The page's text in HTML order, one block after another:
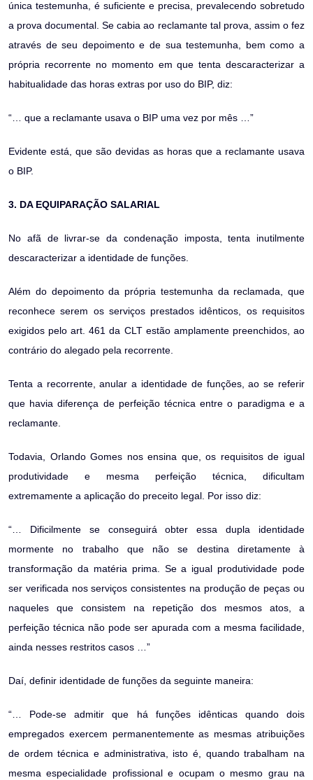
única testemunha, é suficiente e precisa, prevalecendo sobretudo
a prova documental. Se cabia ao reclamante tal prova, assim o fez
através de seu depoimento e de sua testemunha, bem como a
própria recorrente no momento em que tenta descaracterizar a
habitualidade das horas extras por uso do BIP, diz:
“… que a reclamante usava o BIP uma vez por mês …”
Evidente está, que são devidas as horas que a reclamante usava
o BIP.
3. DA EQUIPARAÇÃO SALARIAL
No afã de livrar-se da condenação imposta, tenta inutilmente
descaracterizar a identidade de funções.
Além do depoimento da própria testemunha da reclamada, que
reconhece serem os serviços prestados idênticos, os requisitos
exigidos pelo art. 461 da CLT estão amplamente preenchidos, ao
contrário do alegado pela recorrente.
Tenta a recorrente, anular a identidade de funções, ao se referir
que havia diferença de perfeição técnica entre o paradigma e a
reclamante.
Todavia, Orlando Gomes nos ensina que, os requisitos de igual
produtividade e mesma perfeição técnica, dificultam
extremamente a aplicação do preceito legal. Por isso diz:
“… Dificilmente se conseguirá obter essa dupla identidade
mormente no trabalho que não se destina diretamente à
transformação da matéria prima. Se a igual produtividade pode
ser verificada nos serviços consistentes na produção de peças ou
naqueles que consistem na repetição dos mesmos atos, a
perfeição técnica não pode ser apurada com a mesma facilidade,
ainda nesses restritos casos …”
Daí, definir identidade de funções da seguinte maneira:
“… Pode-se admitir que há funções idênticas quando dois
empregados exercem permanentemente as mesmas atribuições
de ordem técnica e administrativa, isto é, quando trabalham na
mesma especialidade profissional e ocupam o mesmo grau na